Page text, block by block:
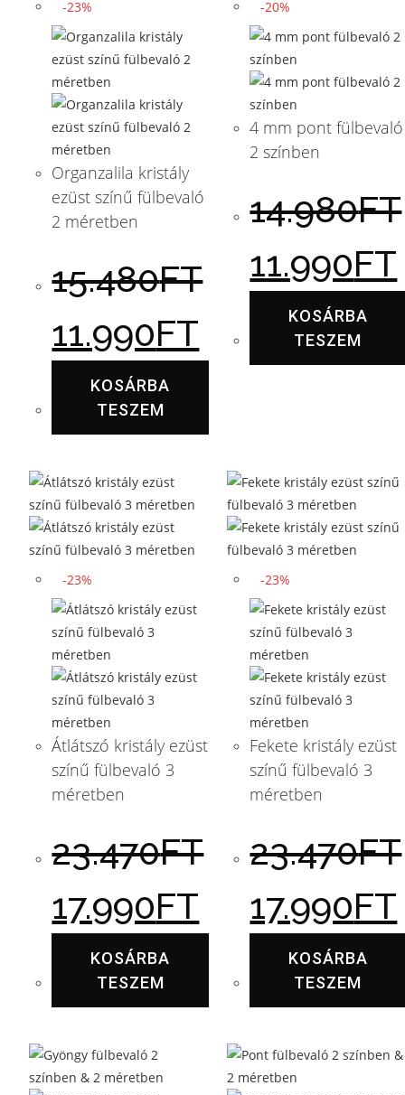
-23%
Organzalila kristály
ezüst színű fülbevaló
2 méretben
15.480FT
11.990FT
KOSÁRBA
TESZEM
-20%
4 mm pont fülbevaló
2 színben
14.980FT
11.990FT
KOSÁRBA
TESZEM
-23%
Átlátszó kristály ezüst
színű fülbevaló 3
méretben
23.470FT
17.990FT
KOSÁRBA
TESZEM
-23%
Fekete kristály ezüst
színű fülbevaló 3
méretben
23.470FT
17.990FT
KOSÁRBA
TESZEM